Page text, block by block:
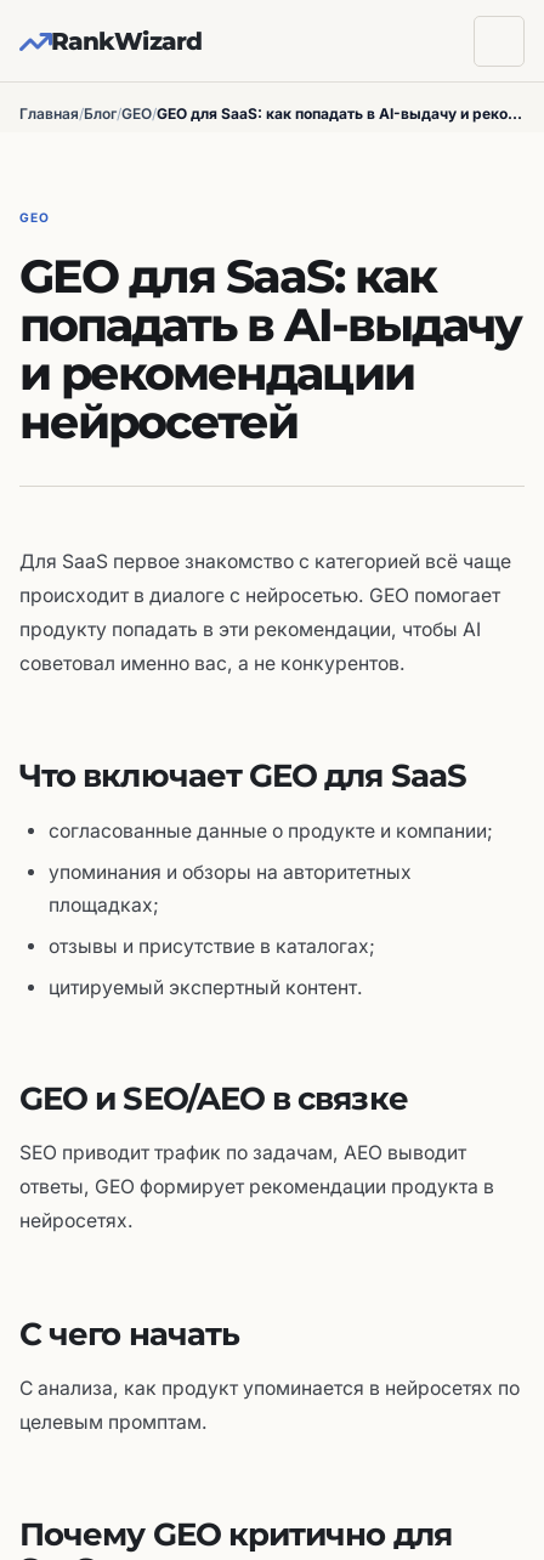
RankWizard
Главная/Блог/GEO/ GEO для SaaS: как попадать в AI-выдачу и рекомендации нейросетей
GEO
GEO для SaaS: как
попадать в AI-выдачу
и рекомендации
нейросетей
Для SaaS первое знакомство с категорией всё чаще
происходит в диалоге с нейросетью. GEO помогает
продукту попадать в эти рекомендации, чтобы AI
советовал именно вас, а не конкурентов.
Что включает GEO для SaaS
согласованные данные о продукте и компании;
упоминания и обзоры на авторитетных
площадках;
отзывы и присутствие в каталогах;
цитируемый экспертный контент.
GEO и SEO/AEO в связке
SEO приводит трафик по задачам, AEO выводит
ответы, GEO формирует рекомендации продукта в
нейросетях.
С чего начать
С анализа, как продукт упоминается в нейросетях по
целевым промптам.
Почему GEO критично для